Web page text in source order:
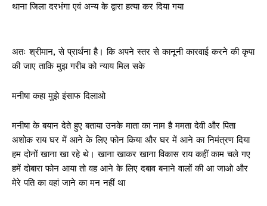
थाना जिला दरभंगा एवं अन्य के द्वारा हत्या कर दिया गया
अतः श्रीमान, से प्रार्थना है। कि अपने स्तर से कानूनी कारवाई करने की कृपा
की जाए ताकि मुझ गरीब को न्याय मिल सके
मनीषा कहा मुझे इंसाफ दिलाओ
मनीषा के बयान देते हुए बताया उनके माता का नाम है ममता देवी और पिता
अशोक राय घर में आने के लिए फोन किया और घर में आने का निमंत्रण दिया
हम दोनों खाना खा रहे थे। खाना खाकर खाना विकास राय कहीं काम चले गए
हमें दोबारा फोन आया तो वह आने के लिए दबाव बनाने वालों की आ जाओ और
मेरे पति का वहां जाने का मन नहीं था